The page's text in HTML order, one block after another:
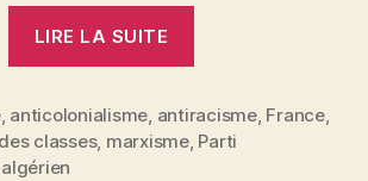
LIRE LA SUITE
des
exploiteurs »
, anticolonialisme, antiracisme, France,
classes, marxisme, Parti